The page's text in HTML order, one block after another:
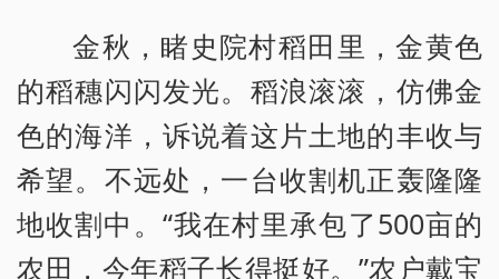
金秋，睹史院村稻田里，金黄色
的稻穗闪闪发光。稻浪滚滚，仿佛金
色的海洋，诉说着这片土地的丰收与
希望。不远处，一台收割机正轰隆隆
地收割中。“我在村里承包了500亩的
农田，今年稻子长得挺好。”农户戴宝